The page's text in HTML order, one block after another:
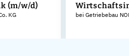
(m/w/d)
KG bei Getriebebau